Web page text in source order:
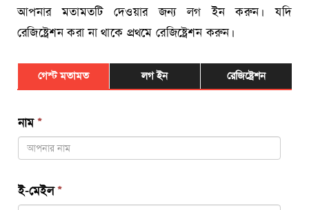
আপনার মতামতটি দেওয়ার জন্য লগ ইন করুন। যদি
রেজিষ্ট্রেশন করা না থাকে প্রথমে রেজিষ্ট্রেশন করুন।
গেস্ট মতামত লগ ইন রেজিষ্ট্রেশন
নাম*
ই-মেইল*